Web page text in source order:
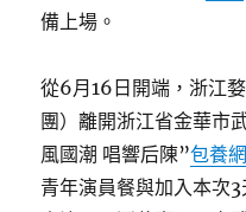
備上場。
從6月16日開端，浙江
團）離開浙江省金華市
風國潮 唱響后陳”包養
青年演員餐與加入本次